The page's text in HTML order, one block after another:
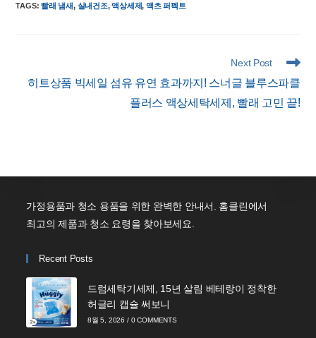
TAGS:빨래 냄새, 실내건조, 액상세제, 액츠 퍼펙트
articles
Next Post
히트상품 빅세일 섬유 유연 효과까지! 스너글 블루스파클
플러스 액상세탁세제, 빨래 고민 끝!
가정용품과 청소 용품을 위한 완벽한 안내서. 홈클린에서
최고의 제품과 청소 요령을 찾아보세요.
Recent Posts
드럼세탁기세제, 15년 살림 베테랑이 정착한
허글리 캡슐 써보니
8월 5, 2026 / 0 COMMENTS